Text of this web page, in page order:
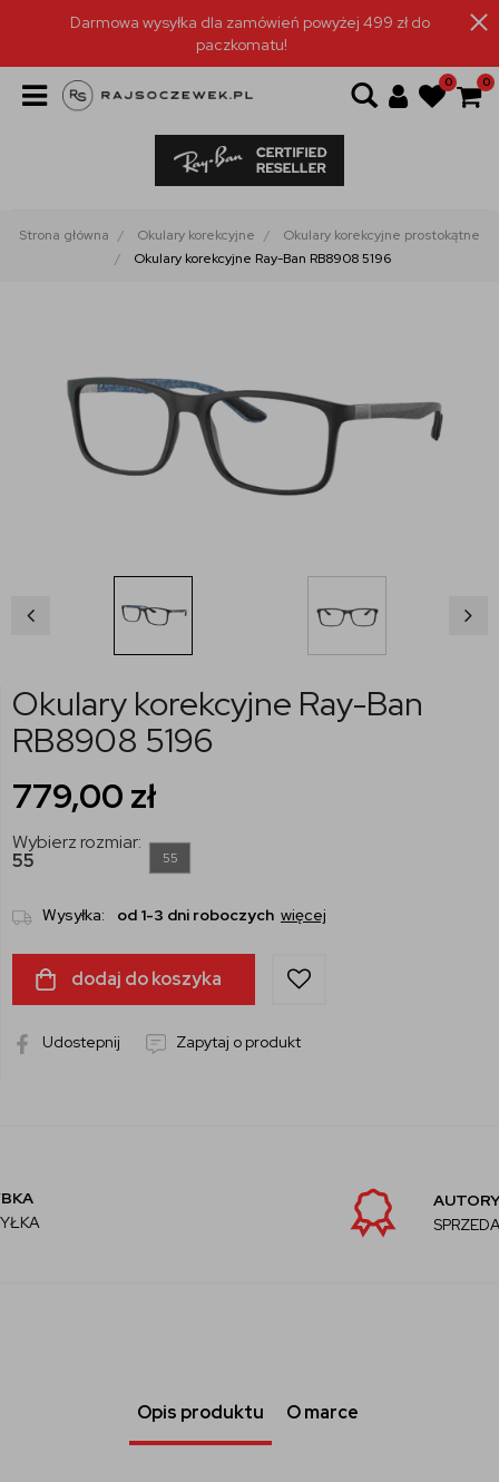
Darmowa wysyłka dla zamówień powyżej 499 zł do
paczkomatu!
0 0
Strona główna Okulary korekcyjne
Okulary korekcyjne prostokątne
Okulary korekcyjne Ray-Ban RB8908 5196
Okulary korekcyjne Ray-Ban
RB8908 5196
779,00 zł
Wybierz rozmiar:
55
55
Wysyłka: od 1-3 dni roboczych więcej
dodaj do koszyka
Udostepnij Zapytaj o produkt
AUTORYZOWANY
SPRZEDAWCA
Opis produktu O marce